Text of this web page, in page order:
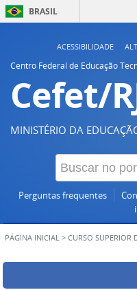
BRASIL
ACESSIBILIDADE
Centro Federal de Educação
Cefet/
MINISTÉRIO DA
Perguntas frequentes
PÁGINA INICIAL > CURSO SUPERIOR